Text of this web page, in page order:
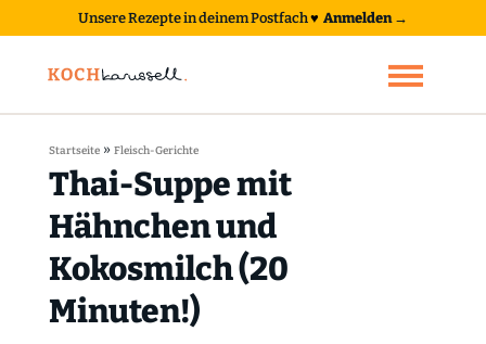
Unsere Rezepte in deinem Postfach♥ Anmelden →
Startseite» Fleisch-Gerichte
Thai-Suppe mit
Hähnchen und
Kokosmilch (20
Minuten!)